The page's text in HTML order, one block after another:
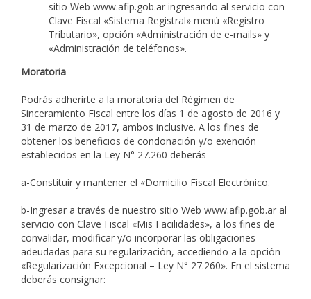
sitio Web www.afip.gob.ar ingresando al servicio con
Clave Fiscal «Sistema Registral» menú «Registro
Tributario», opción «Administración de e-mails» y
«Administración de teléfonos».
Moratoria
Podrás adherirte a la moratoria del Régimen de
Sinceramiento Fiscal entre los días 1 de agosto de 2016 y
31 de marzo de 2017, ambos inclusive. A los fines de
obtener los beneficios de condonación y/o exención
establecidos en la Ley N° 27.260 deberás
a-Constituir y mantener el «Domicilio Fiscal Electrónico.
b-Ingresar a través de nuestro sitio Web www.afip.gob.ar al
servicio con Clave Fiscal «Mis Facilidades», a los fines de
convalidar, modificar y/o incorporar las obligaciones
adeudadas para su regularización, accediendo a la opción
«Regularización Excepcional – Ley N° 27.260». En el sistema
deberás consignar: